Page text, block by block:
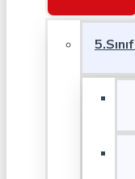
5.Sınıf